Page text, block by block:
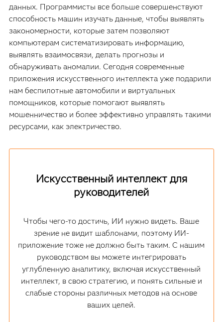
данных. Программисты все больше совершенствуют
способность машин изучать данные, чтобы выявлять
закономерности, которые затем позволяют
компьютерам систематизировать информацию,
выявлять взаимосвязи, делать прогнозы и
обнаруживать аномалии. Сегодня современные
приложения искусственного интеллекта уже подарили
нам беспилотные автомобили и виртуальных
помощников, которые помогают выявлять
мошенничество и более эффективно управлять такими
ресурсами, как электричество.
Искусственный интеллект для
руководителей
Чтобы чего-то достичь, ИИ нужно видеть. Ваше
зрение не видит шаблонами, поэтому ИИ-
приложение тоже не должно быть таким. С нашим
руководством вы можете интегрировать
углубленную аналитику, включая искусственный
интеллект, в свою стратегию, и понять сильные и
слабые стороны различных методов на основе
ваших целей.